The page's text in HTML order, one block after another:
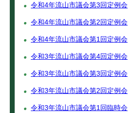
令和4年流山市議会第3回定例会
令和4年流山市議会第2回定例会
令和4年流山市議会第1回定例会
令和3年流山市議会第4回定例会
令和3年流山市議会第3回定例会
令和3年流山市議会第2回定例会
令和3年流山市議会第1回臨時会